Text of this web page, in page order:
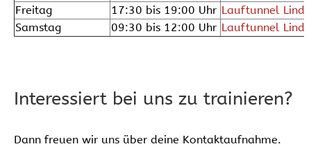
Freitag
17:30 bis 19:00 Uhr Lauftunnel
Samstag
09:30 bis 12:00 Uhr Lauftunnel
Interessiert bei uns zu trainieren?
Dann freuen wir uns über deine Kontaktaufnahme.